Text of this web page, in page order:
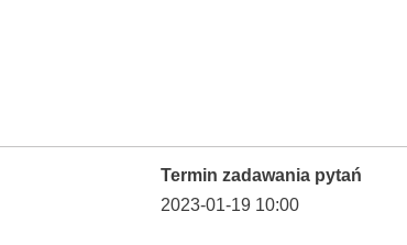
Termin zadawania pytań
2023-01-19 10:00